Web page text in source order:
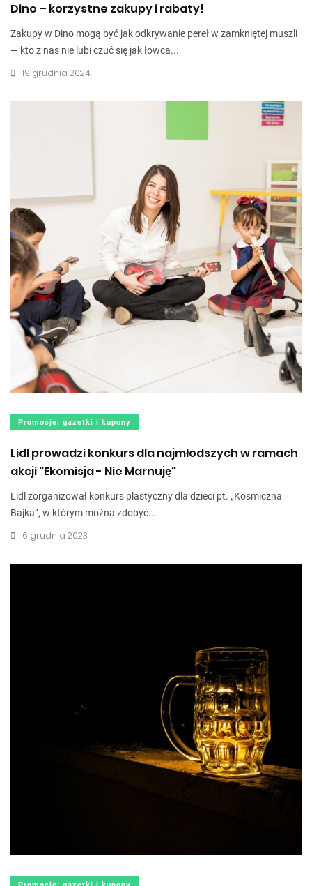
Dino – korzystne zakupy i rabaty!
Zakupy w Dino mogą być jak odkrywanie pereł w zamkniętej muszli
— kto z nas nie lubi czuć się jak łowca...
19 grudnia 2024
Promocje: gazetki i kupony
Lidl prowadzi konkurs dla najmłodszych w ramach
akcji "Ekomisja - Nie Marnuję"
Lidl zorganizował konkurs plastyczny dla dzieci pt. „Kosmiczna
Bajka”, w którym można zdobyć...
6 grudnia 2023